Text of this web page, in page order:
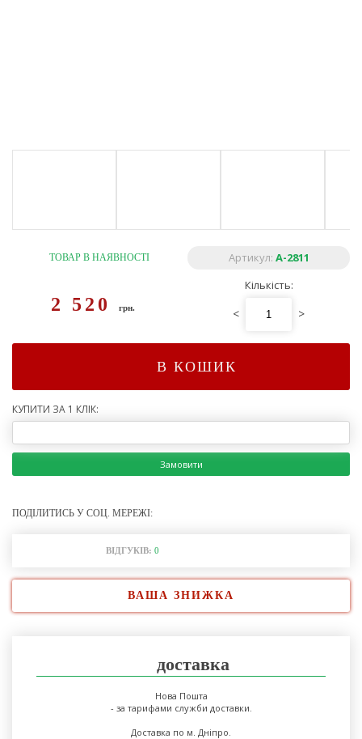
ТОВАР В НАЯВНОСТІ Артикул: A-2811
2 520грн.
Кількість:
< >
В КОШИК
КУПИТИ ЗА 1 КЛІК:
Замовити
ПОДІЛИТИСЬ У СОЦ. МЕРЕЖІ:
ВІДГУКІВ: 0
ВАША ЗНИЖКА
доставка
Нова Пошта
- за тарифами служби доставки.
Доставка по м. Дніпро.